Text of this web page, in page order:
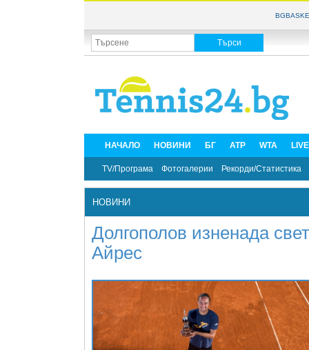
НАЧАЛО НОВИНИ БГ ATP WTA
TV/Програма Фотогалерии Рекорди/Статистика
НОВИНИ
Долгополов изненада
Айрес